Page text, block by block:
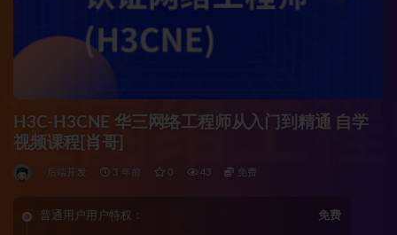
H3C-H3CNE 华三网络工程师从入门到精通 自学
视频课程[肖哥]
后端开发 3 年前 0 43 免费
普通用户用户特权： 免费